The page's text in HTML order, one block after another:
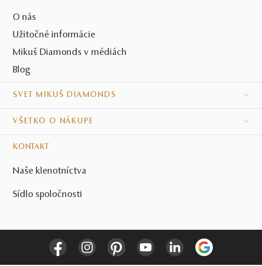
O nás
Užitočné informácie
Mikuš Diamonds v médiách
Blog
SVET MIKUŠ DIAMONDS
VŠETKO O NÁKUPE
KONTAKT
Naše klenotníctva
Sídlo spoločnosti